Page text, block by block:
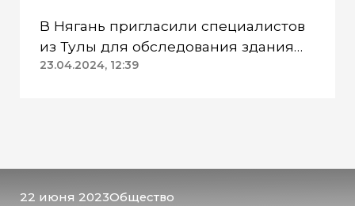
В Нягань пригласили специалистов
из Тулы для обследования здания
ДК «Геолог»
23.04.2024, 12:39
22 июня 2023Общество